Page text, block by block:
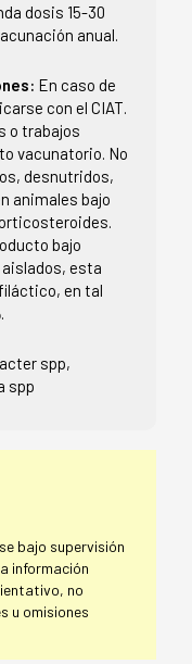
dosis 15-30
anual.
En caso de
con el CIAT.
o trabajos
vacunatorio. No
desnutridos,
animales bajo
bajo
esta
en tal
spp,
spp
bajo supervisión
información
no
u omisiones